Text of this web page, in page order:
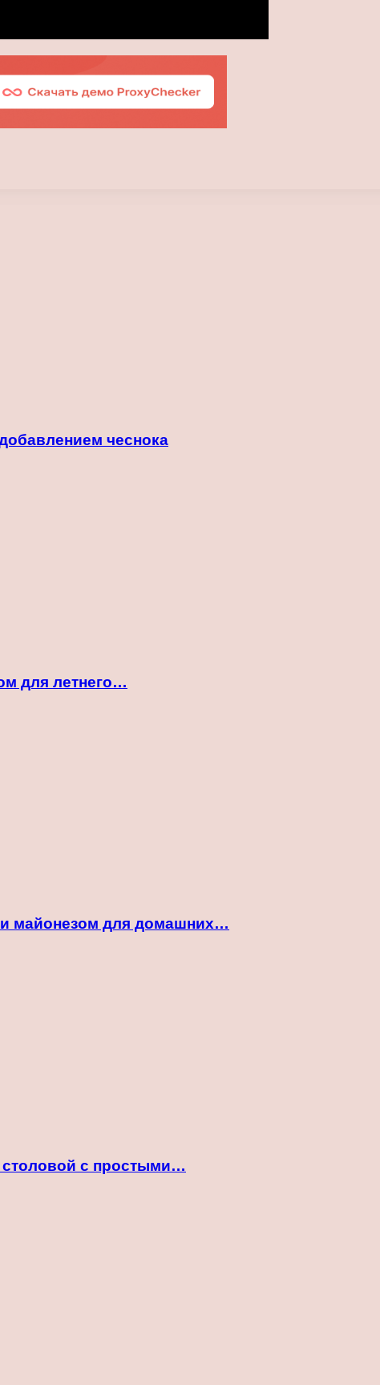
чеснока
для летнего…
и майонезом для домашних…
столовой с простыми…